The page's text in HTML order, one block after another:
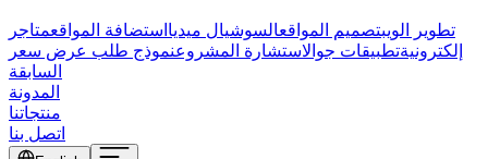
تطوير الويبتصميم المواقعالسوشيال ميديا استضافة المواقعمتاجر
إلكترونيةتطبيقات جوالاستشارة المشروعنموذج طلب عرض سعر
السابقة
المدونة
منتجاتنا
اتصل بنا